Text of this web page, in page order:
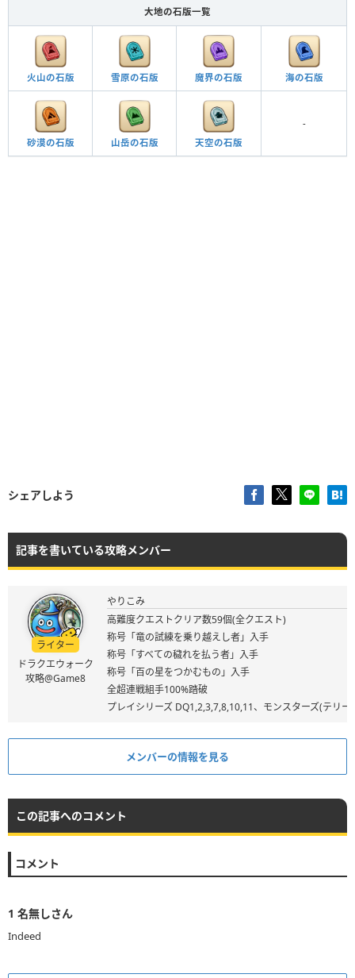
大地の石版一覧
火山の石版 雪原の石版 魔界の石版 海の石版
砂漠の石版 山岳の石版 天空の石版
-
シェアしよう
記事を書いている攻略メンバー
ライター
ドラクエウォーク
攻略@Game8
やりこみ
高難度クエストクリア数59個(全クエスト)
称号「竜の試練を乗り越えし者」入手
称号「すべての穢れを払う者」入手
称号「百の星をつかむもの」入手
全超連戦組手100%踏破
プレイシリーズ DQ1,2,3,7,8,10,11、モンスターズ(テリ
メンバーの情報を見る
この記事へのコメント
コメント
1 名無しさん
Indeed